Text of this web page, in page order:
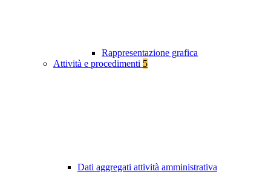
Rappresentazione grafica
Attività e procedimenti 5
Dati aggregati attività amministrativa